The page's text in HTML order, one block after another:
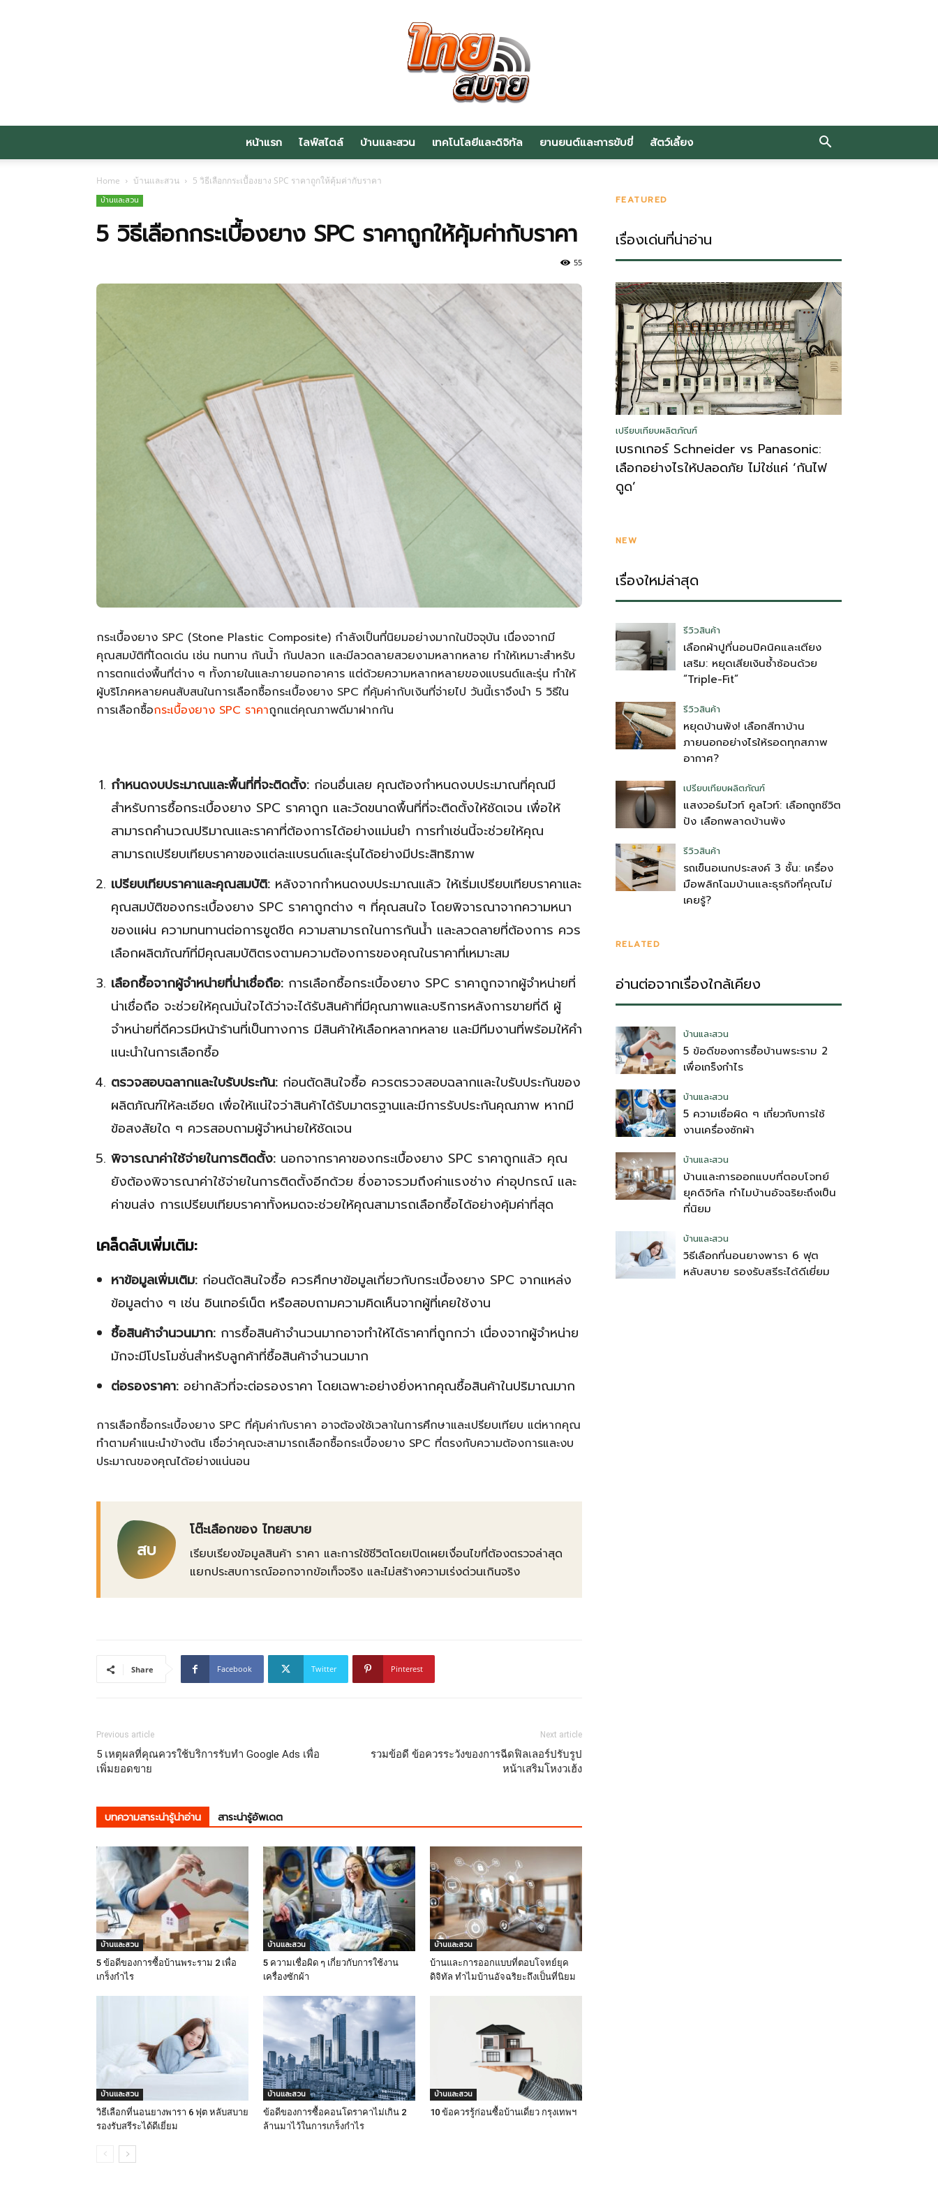
รู้
วา
สบาย(ดอท)คอม
หน้าแรก ไลฟ์สไตล์ บ้านและสวน เทคโนโลยีและดิจิทัล ยานยนต์และการขับขี่ สัตว์เลี้ยง
Home บ้านและสวน 5 วิธีเลือกกระเบื้องยาง SPC ราคาถูกให้คุ้มค่ากับราคา
บ้านและสวน
5 วิธีเลือกกระเบื้องยาง SPC ราคาถูกให้คุ้มค่ากับราคา
55
กระเบื้องยาง SPC (Stone Plastic Composite) กำลังเป็นที่นิยมอย่างมากในปัจจุบัน เนื่องจากมี
คุณสมบัติที่โดดเด่น เช่น ทนทาน กันน้ำ กันปลวก และมีลวดลายสวยงามหลากหลาย ทำให้เหมาะสำหรับ
การตกแต่งพื้นที่ต่าง ๆ ทั้งภายในและภายนอกอาคาร แต่ด้วยความหลากหลายของแบรนด์และรุ่น ทำให้
ผู้บริโภคหลายคนสับสนในการเลือกซื้อกระเบื้องยาง SPC ที่คุ้มค่ากับเงินที่จ่ายไป วันนี้เราจึงนำ 5 วิธีใน
การเลือกซื้อกระเบื้องยาง SPC ราคาถูกแต่คุณภาพดีมาฝากกัน
กำหนดงบประมาณและพื้นที่ที่จะติดตั้ง: ก่อนอื่นเลย คุณต้องกำหนดงบประมาณที่คุณมี
สำหรับการซื้อกระเบื้องยาง SPC ราคาถูก และวัดขนาดพื้นที่ที่จะติดตั้งให้ชัดเจน เพื่อให้
สามารถคำนวณปริมาณและราคาที่ต้องการได้อย่างแม่นยำ การทำเช่นนี้จะช่วยให้คุณ
สามารถเปรียบเทียบราคาของแต่ละแบรนด์และรุ่นได้อย่างมีประสิทธิภาพ
เปรียบเทียบราคาและคุณสมบัติ: หลังจากกำหนดงบประมาณแล้ว ให้เริ่มเปรียบเทียบราคาและ
คุณสมบัติของกระเบื้องยาง SPC ราคาถูกต่าง ๆ ที่คุณสนใจ โดยพิจารณาจากความหนา
ของแผ่น ความทนทานต่อการขูดขีด ความสามารถในการกันน้ำ และลวดลายที่ต้องการ ควร
เลือกผลิตภัณฑ์ที่มีคุณสมบัติตรงตามความต้องการของคุณในราคาที่เหมาะสม
เลือกซื้อจากผู้จำหน่ายที่น่าเชื่อถือ: การเลือกซื้อกระเบื้องยาง SPC ราคาถูกจากผู้จำหน่ายที่
น่าเชื่อถือ จะช่วยให้คุณมั่นใจได้ว่าจะได้รับสินค้าที่มีคุณภาพและบริการหลังการขายที่ดี ผู้
จำหน่ายที่ดีควรมีหน้าร้านที่เป็นทางการ มีสินค้าให้เลือกหลากหลาย และมีทีมงานที่พร้อมให้คำ
แนะนำในการเลือกซื้อ
ตรวจสอบฉลากและใบรับประกัน: ก่อนตัดสินใจซื้อ ควรตรวจสอบฉลากและใบรับประกันของ
ผลิตภัณฑ์ให้ละเอียด เพื่อให้แน่ใจว่าสินค้าได้รับมาตรฐานและมีการรับประกันคุณภาพ หากมี
ข้อสงสัยใด ๆ ควรสอบถามผู้จำหน่ายให้ชัดเจน
พิจารณาค่าใช้จ่ายในการติดตั้ง: นอกจากราคาของกระเบื้องยาง SPC ราคาถูกแล้ว คุณ
ยังต้องพิจารณาค่าใช้จ่ายในการติดตั้งอีกด้วย ซึ่งอาจรวมถึงค่าแรงช่าง ค่าอุปกรณ์ และ
ค่าขนส่ง การเปรียบเทียบราคาทั้งหมดจะช่วยให้คุณสามารถเลือกซื้อได้อย่างคุ้มค่าที่สุด
เคล็ดลับเพิ่มเติม:
หาข้อมูลเพิ่มเติม: ก่อนตัดสินใจซื้อ ควรศึกษาข้อมูลเกี่ยวกับกระเบื้องยาง SPC จากแหล่ง
ข้อมูลต่าง ๆ เช่น อินเทอร์เน็ต หรือสอบถามความคิดเห็นจากผู้ที่เคยใช้งาน
ซื้อสินค้าจำนวนมาก: การซื้อสินค้าจำนวนมากอาจทำให้ได้ราคาที่ถูกกว่า เนื่องจากผู้จำหน่าย
มักจะมีโปรโมชั่นสำหรับลูกค้าที่ซื้อสินค้าจำนวนมาก
ต่อรองราคา: อย่ากลัวที่จะต่อรองราคา โดยเฉพาะอย่างยิ่งหากคุณซื้อสินค้าในปริมาณมาก
การเลือกซื้อกระเบื้องยาง SPC ที่คุ้มค่ากับราคา อาจต้องใช้เวลาในการศึกษาและเปรียบเทียบ แต่หากคุณ
ทำตามคำแนะนำข้างต้น เชื่อว่าคุณจะสามารถเลือกซื้อกระเบื้องยาง SPC ที่ตรงกับความต้องการและงบ
ประมาณของคุณได้อย่างแน่นอน
สบ
โต๊ะเลือกของ ไทยสบาย
เรียบเรียงข้อมูลสินค้า ราคา และการใช้ชีวิตโดยเปิดเผยเงื่อนไขที่ต้องตรวจล่าสุด
แยกประสบการณ์ออกจากข้อเท็จจริง และไม่สร้างความเร่งด่วนเกินจริง
Share Facebook Twitter Pinterest
Previous article
5 เหตุผลที่คุณควรใช้บริการรับทำ Google Ads เพื่อ
เพิ่มยอดขาย
Next article
รวมข้อดี ข้อควรระวังของการฉีดฟิลเลอร์ปรับรูป
หน้าเสริมโหงวเฮ้ง
บทความสาระน่ารู้น่าอ่าน สาระน่ารู้อัพเดต
บ้านและสวน
5 ข้อดีของการซื้อบ้านพระราม 2 เพื่อ
เกร็งกำไร
บ้านและสวน
5 ความเชื่อผิด ๆ เกี่ยวกับการใช้งาน
เครื่องซักผ้า
บ้านและสวน
บ้านและการออกแบบที่ตอบโจทย์ยุค
ดิจิทัล ทำไมบ้านอัจฉริยะถึงเป็นที่นิยม
บ้านและสวน
วิธีเลือกที่นอนยางพารา 6 ฟุต หลับสบาย
รองรับสรีระได้ดีเยี่ยม
บ้านและสวน
ข้อดีของการซื้อคอนโดราคาไม่เกิน 2
ล้านมาไว้ในการเกร็งกำไร
บ้านและสวน
10 ข้อควรรู้ก่อนซื้อบ้านเดี่ยว กรุงเทพฯ
FEATURED
เรื่องเด่นที่น่าอ่าน
เปรียบเทียบผลิตภัณฑ์
เบรกเกอร์ Schneider vs Panasonic:
เลือกอย่างไรให้ปลอดภัย ไม่ใช่แค่ ‘กันไฟ
ดูด’
NEW
เรื่องใหม่ล่าสุด
รีวิวสินค้า
เลือกผ้าปูที่นอนปิคนิคและเตียง
เสริม: หยุดเสียเงินซ้ำซ้อนด้วย
“Triple-Fit”
รีวิวสินค้า
หยุดบ้านพัง! เลือกสีทาบ้าน
ภายนอกอย่างไรให้รอดทุกสภาพ
อากาศ?
เปรียบเทียบผลิตภัณฑ์
แสงวอร์มไวท์ คูลไวท์: เลือกถูกชีวิต
ปัง เลือกพลาดบ้านพัง
รีวิวสินค้า
รถเข็นอเนกประสงค์ 3 ชั้น: เครื่อง
มือพลิกโฉมบ้านและธุรกิจที่คุณไม่
เคยรู้?
RELATED
อ่านต่อจากเรื่องใกล้เคียง
บ้านและสวน
5 ข้อดีของการซื้อบ้านพระราม 2
เพื่อเกร็งกำไร
บ้านและสวน
5 ความเชื่อผิด ๆ เกี่ยวกับการใช้
งานเครื่องซักผ้า
บ้านและสวน
บ้านและการออกแบบที่ตอบโจทย์
ยุคดิจิทัล ทำไมบ้านอัจฉริยะถึงเป็น
ที่นิยม
บ้านและสวน
วิธีเลือกที่นอนยางพารา 6 ฟุต
หลับสบาย รองรับสรีระได้ดีเยี่ยม